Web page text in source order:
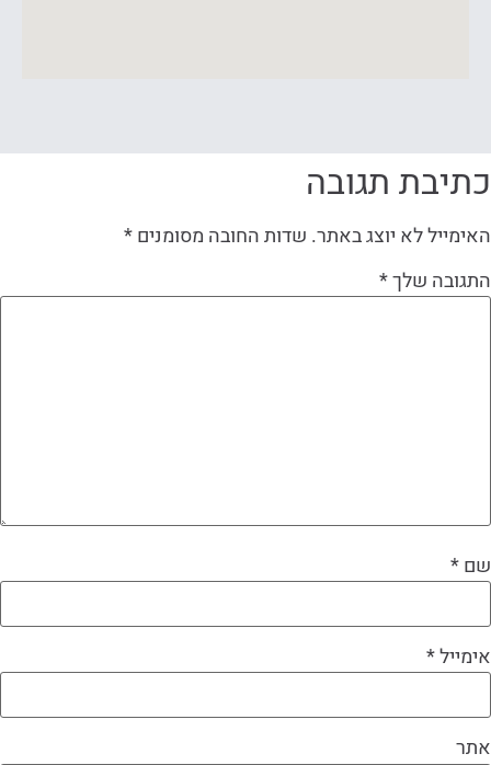
כתיבת תגובה
האימייל לא יוצג באתר. שדות החובה מסומנים*
התגובה שלך*
שם*
אימייל*
אתר